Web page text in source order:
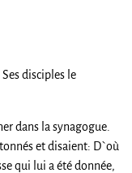
disciples le
dans la synagogue.
et disaient: D`où
qui lui a été donnée,